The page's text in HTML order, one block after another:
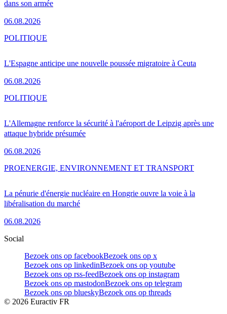
dans son armée
06.08.2026
L'Espagne anticipe une nouvelle poussée migratoire à Ceuta
06.08.2026
POLITIQUE
L'Allemagne renforce la sécurité à l'aéroport de Leipzig après une
attaque hybride présumée
06.08.2026
POLITIQUE
La pénurie d'énergie nucléaire en Hongrie ouvre la voie à la
libéralisation du marché
06.08.2026
PROENERGIE, ENVIRONNEMENT ET TRANSPORT
Social
Bezoek ons op facebookBezoek ons op x
Bezoek ons op linkedinBezoek ons op youtube
Bezoek ons op rss-feedBezoek ons op instagram
Bezoek ons op mastodonBezoek ons op telegram
Bezoek ons op blueskyBezoek ons op threads
© 2026 Euractiv FR